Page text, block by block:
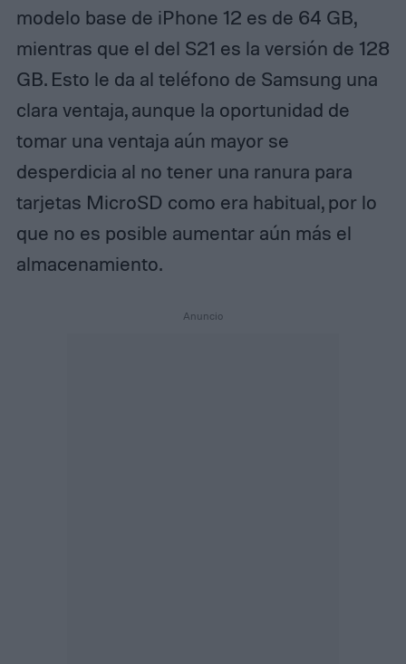
modelo base de iPhone 12 es de 64 GB,
mientras que el del S21 es la versión de 128
GB. Esto le da al teléfono de Samsung una
clara ventaja, aunque la oportunidad de
tomar una ventaja aún mayor se
desperdicia al no tener una ranura para
tarjetas MicroSD como era habitual, por lo
que no es posible aumentar aún más el
almacenamiento.